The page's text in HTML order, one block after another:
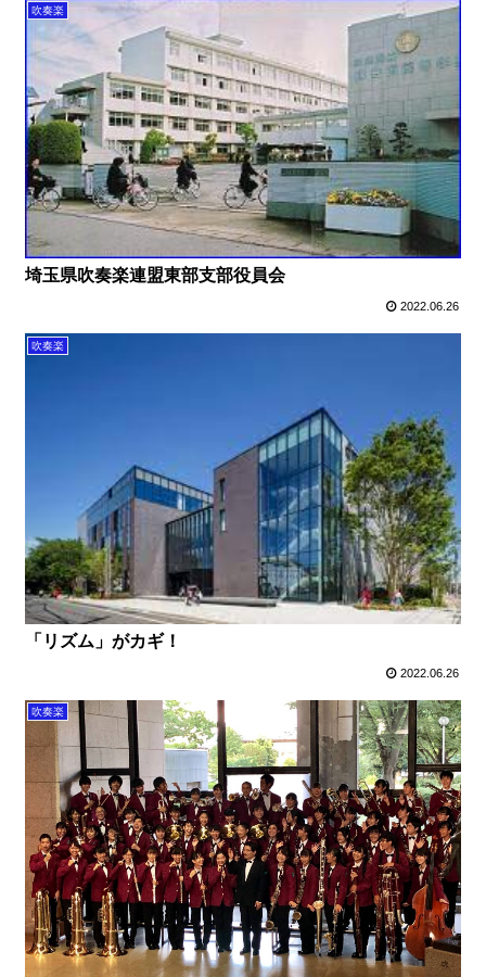
吹奏楽
埼玉県吹奏楽連盟東部支部役員会
2022.06.26
吹奏楽
「リズム」がカギ！
2022.06.26
吹奏楽